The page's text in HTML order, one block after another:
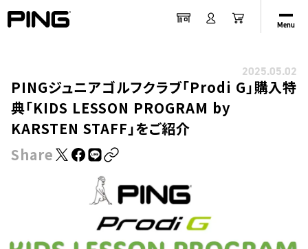
Menu
2025.05.02
PINGジュニアゴルフクラブ「Prodi G」購入特
典「KIDS LESSON PROGRAM by
KARSTEN STAFF」をご紹介
Share